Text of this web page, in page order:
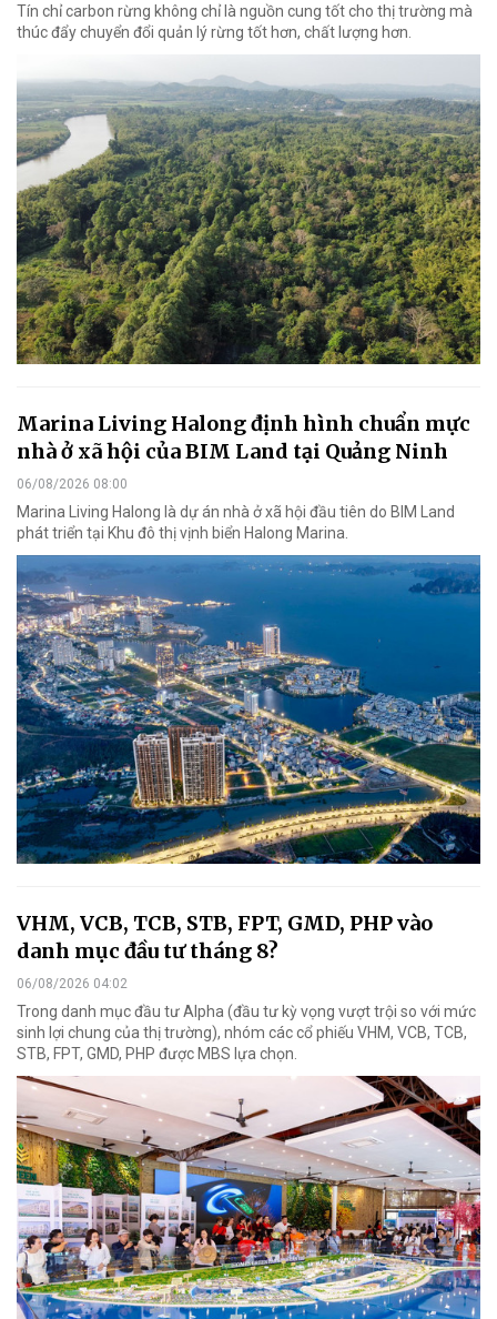
Tín chỉ carbon rừng không chỉ là nguồn cung tốt cho thị trường mà
thúc đẩy chuyển đổi quản lý rừng tốt hơn, chất lượng hơn.
Marina Living Halong định hình chuẩn mực
nhà ở xã hội của BIM Land tại Quảng Ninh
06/08/2026 08:00
Marina Living Halong là dự án nhà ở xã hội đầu tiên do BIM Land
phát triển tại Khu đô thị vịnh biển Halong Marina.
VHM, VCB, TCB, STB, FPT, GMD, PHP vào
danh mục đầu tư tháng 8?
06/08/2026 04:02
Trong danh mục đầu tư Alpha (đầu tư kỳ vọng vượt trội so với mức
sinh lợi chung của thị trường), nhóm các cổ phiếu VHM, VCB, TCB,
STB, FPT, GMD, PHP được MBS lựa chọn.